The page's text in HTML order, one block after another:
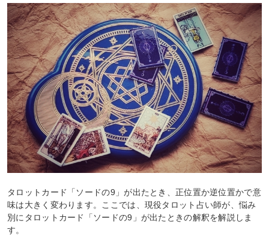
タロットカード「ソードの9」が出たとき、正位置か逆位置かで意
味は大きく変わります。ここでは、現役タロット占い師が、悩み
別にタロットカード「ソードの9」が出たときの解釈を解説しま
す。